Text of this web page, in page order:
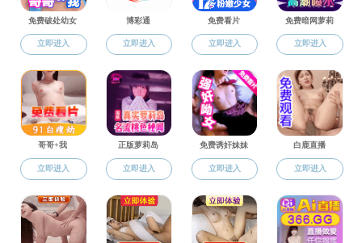
专业建设
工程教育认证通
审核评估应知应
建设成果